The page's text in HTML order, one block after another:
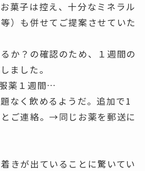
菓子は控え、十分なミネラル
）も併せてご提案させていた
か？の確認のため、１週間の
ました。
薬１週間…
なく飲めるようだ。追加で1
ご連絡。→同じお薬を郵送に
きが出ていることに驚いてい